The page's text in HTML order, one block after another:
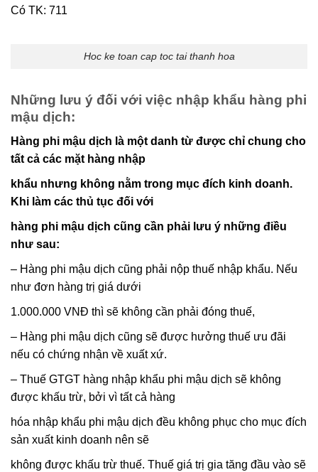
Có TK: 711
Hoc ke toan cap toc tai thanh hoa
Những lưu ý đối với việc nhập khẩu hàng phi
mậu dịch:
Hàng phi mậu dịch là một danh từ được chỉ chung cho
tất cả các mặt hàng nhập
khẩu nhưng không nằm trong mục đích kinh doanh.
Khi làm các thủ tục đối với
hàng phi mậu dịch cũng cần phải lưu ý những điều
như sau:
– Hàng phi mậu dịch cũng phải nộp thuế nhập khẩu. Nếu
như đơn hàng trị giá dưới
1.000.000 VNĐ thì sẽ không cần phải đóng thuế,
– Hàng phi mậu dịch cũng sẽ được hưởng thuế ưu đãi
nếu có chứng nhận về xuất xứ.
– Thuế GTGT hàng nhập khẩu phi mậu dịch sẽ không
được khấu trừ, bởi vì tất cả hàng
hóa nhập khẩu phi mậu dịch đều không phục cho mục đích
sản xuất kinh doanh nên sẽ
không được khấu trừ thuế. Thuế giá trị gia tăng đầu vào sẽ